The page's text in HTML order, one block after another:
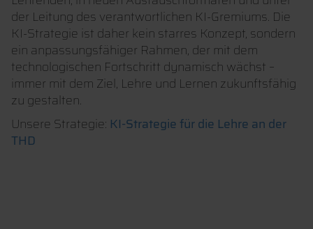
der Leitung des verantwortlichen KI-Gremiums. Die
KI-Strategie ist daher kein starres Konzept, sondern
ein anpassungsfähiger Rahmen, der mit dem
technologischen Fortschritt dynamisch wächst –
immer mit dem Ziel, Lehre und Lernen zukunftsfähig
zu gestalten.
Unsere Strategie: KI-Strategie für die Lehre an der
THD